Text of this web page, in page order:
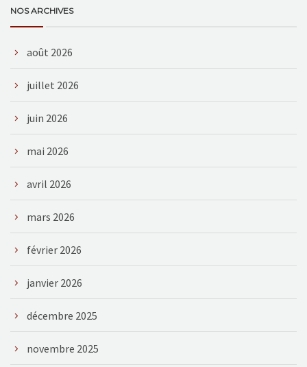
NOS ARCHIVES
août 2026
juillet 2026
juin 2026
mai 2026
avril 2026
mars 2026
février 2026
janvier 2026
décembre 2025
novembre 2025